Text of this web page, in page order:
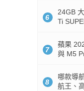
6
24GB
Ti
7
蘋果
與 M5
8
哪款導
航王、